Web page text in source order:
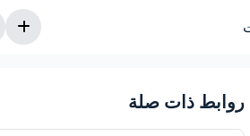
روابط ذات صلة